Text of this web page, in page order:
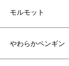
モルモット
やわらかペンギン